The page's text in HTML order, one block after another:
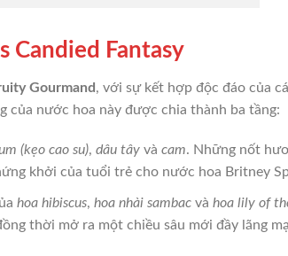
Candied Fantasy
Gourmand, với sự kết hợp độc đáo của
của nước hoa này được chia thành ba tầng:
(kẹo cao su), dâu tâyvà cam. Những nốt
khởi của tuổi trẻ cho nước hoa Britney
hoa hibiscus, hoa nhài sambacvà hoa lily of
thời mở ra một chiều sâu mới đầy lãng